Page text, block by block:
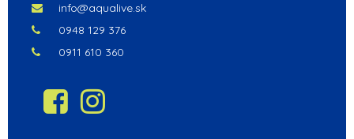
info@aqualive.sk
0948 129 376
0911 610 360